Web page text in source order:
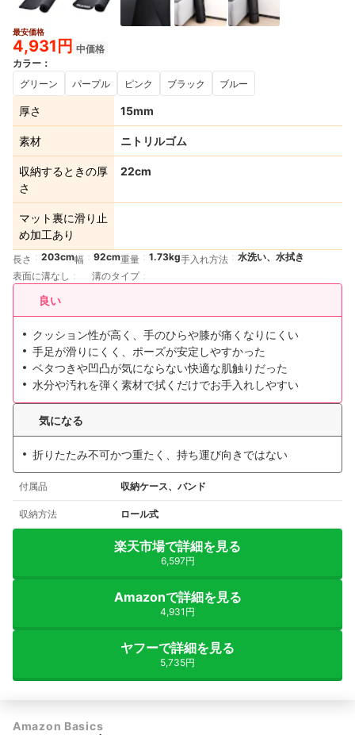
最安価格
4,931円 中価格
カラー ：
グリーン
パープル ピンク ブラック ブルー
厚さ 15mm
素材 ニトリルゴム
収納するときの厚
さ
22cm
マット裏に滑り止
め加工あり
長さ 203cm幅 92cm重量 1.73kg手入れ方法
水洗い、水拭き
表面に溝なし
溝のタイプ
良い
クッション性が高く、手のひらや膝が痛くなりにくい
手足が滑りにくく、ポーズが安定しやすかった
ベタつきや凹凸が気にならない快適な肌触りだった
水分や汚れを弾く素材で拭くだけでお手入れしやすい
気になる
折りたたみ不可かつ重たく、持ち運び向きではない
付属品 収納ケース、バンド
収納方法 ロール式
楽天市場で詳細を見る
6,597円
Amazonで詳細を見る
4,931円
ヤフーで詳細を見る
5,735円
Amazon Basics